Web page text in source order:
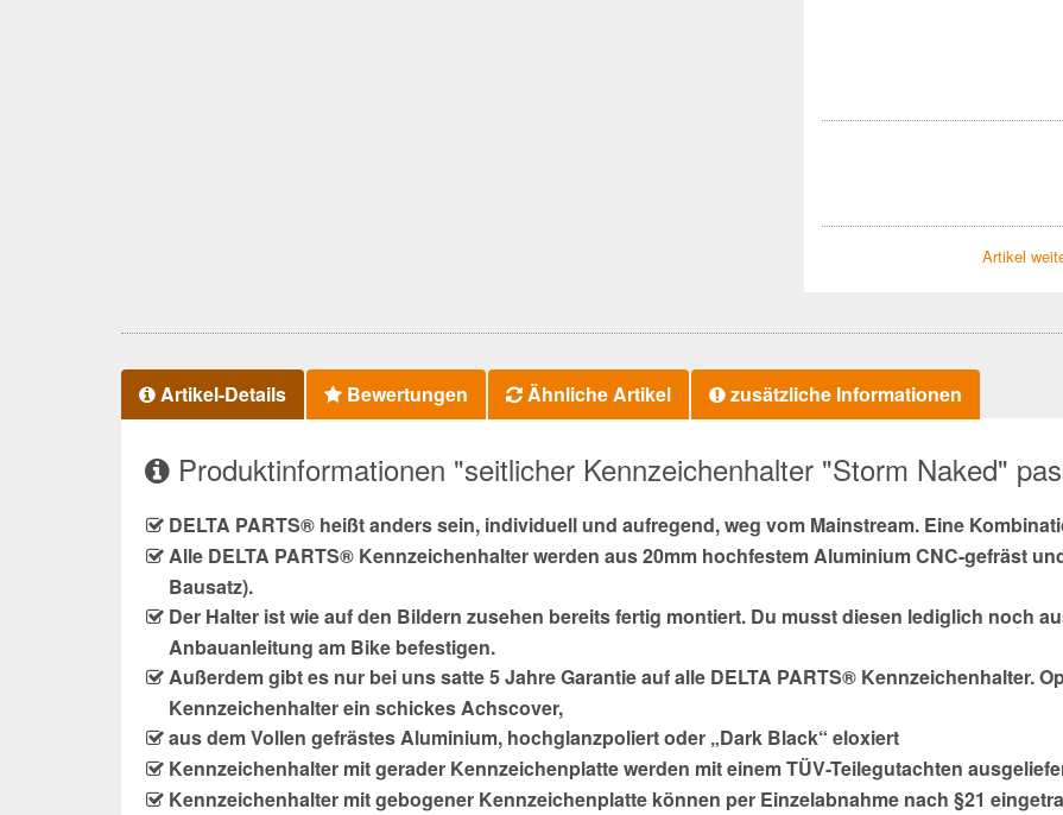
Artikel
Artikel-Details Bewertungen Ähnliche Artikel zusätzliche Informationen
Produktinformationen "seitlicher Kennzeichenhalter "Storm Naked"
DELTA PARTS® heißt anders sein, individuell und aufregend, weg vom Mainstream. Eine
Alle DELTA PARTS® Kennzeichenhalter werden aus 20mm hochfestem Aluminium CNC-gefräst
Bausatz).
Der Halter ist wie auf den Bildern zusehen bereits fertig montiert. Du musst diesen lediglich noch
Anbauanleitung am Bike befestigen.
Außerdem gibt es nur bei uns satte 5 Jahre Garantie auf alle DELTA PARTS® Kennzeichenhalter.
Kennzeichenhalter ein schickes Achscover,
aus dem Vollen gefrästes Aluminium, hochglanzpoliert oder „Dark Black“ eloxiert
Kennzeichenhalter mit gerader Kennzeichenplatte werden mit einem TÜV-Teilegutachten
Kennzeichenhalter mit gebogener Kennzeichenplatte können per Einzelabnahme nach §21